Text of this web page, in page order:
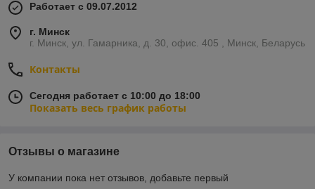
Работает с 09.07.2012
г. Минск
г. Минск, ул. Гамарника, д. 30, офис. 405 , Минск, Беларусь
Контакты
Сегодня работает с 10:00 до 18:00
Показать весь график работы
Отзывы о магазине
У компании пока нет отзывов, добавьте первый